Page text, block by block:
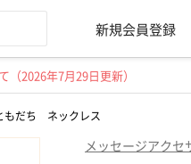
新規会員登録
2026年7月29日更新）
もだち ネックレス
メッセージアクセ